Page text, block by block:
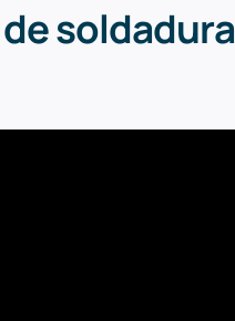
soldadura